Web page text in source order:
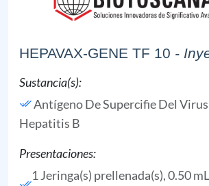
HEPAVAX-GENE TF 10 -
Sustancia(s):
Antígeno De Supercifie Del Virus
Hepatitis B
Presentaciones:
1 Jeringa(s) prellenada(s), 0.50 mL